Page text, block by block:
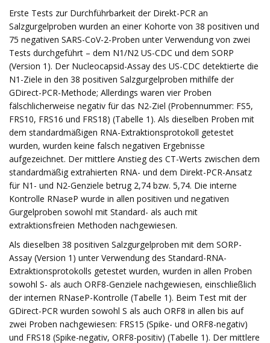
Erste Tests zur Durchführbarkeit der Direkt-PCR an
Salzgurgelproben wurden an einer Kohorte von 38 positiven und
75 negativen SARS-CoV-2-Proben unter Verwendung von zwei
Tests durchgeführt – dem N1/N2 US-CDC und dem SORP
(Version 1). Der Nucleocapsid-Assay des US-CDC detektierte die
N1-Ziele in den 38 positiven Salzgurgelproben mithilfe der
GDirect-PCR-Methode; Allerdings waren vier Proben
fälschlicherweise negativ für das N2-Ziel (Probennummer: FS5,
FRS10, FRS16 und FRS18) (Tabelle 1). Als dieselben Proben mit
dem standardmäßigen RNA-Extraktionsprotokoll getestet
wurden, wurden keine falsch negativen Ergebnisse
aufgezeichnet. Der mittlere Anstieg des CT-Werts zwischen dem
standardmäßig extrahierten RNA- und dem Direkt-PCR-Ansatz
für N1- und N2-Genziele betrug 2,74 bzw. 5,74. Die interne
Kontrolle RNaseP wurde in allen positiven und negativen
Gurgelproben sowohl mit Standard- als auch mit
extraktionsfreien Methoden nachgewiesen.
Als dieselben 38 positiven Salzgurgelproben mit dem SORP-
Assay (Version 1) unter Verwendung des Standard-RNA-
Extraktionsprotokolls getestet wurden, wurden in allen Proben
sowohl S- als auch ORF8-Genziele nachgewiesen, einschließlich
der internen RNaseP-Kontrolle (Tabelle 1). Beim Test mit der
GDirect-PCR wurden sowohl S als auch ORF8 in allen bis auf
zwei Proben nachgewiesen: FRS15 (Spike- und ORF8-negativ)
und FRS18 (Spike-negativ, ORF8-positiv) (Tabelle 1). Der mittlere